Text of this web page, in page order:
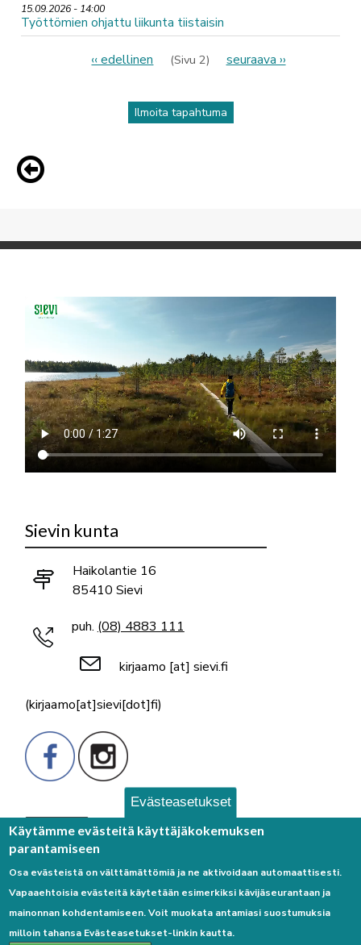
15.09.2026 - 14:00
Työttömien ohjattu liikunta tiistaisin
Edellinen
‹‹ edellinen (Sivu 2)
Seuraava
seuraava ››
Ilmoita tapahtuma
Sievin kunta
Haikolantie 16
85410 Sievi
puh. (08) 4883 111
kirjaamo [at] sievi.fi
(kirjaamo[at]sievi[dot]fi)
Palaute
Evästeasetukset
Käytämme evästeitä käyttäjäkokemuksen
parantamiseen
Osa evästeistä on välttämättömiä ja ne aktivoidaan automaattisesti.
Vapaaehtoisia evästeitä käytetään esimerkiksi kävijäseurantaan ja
mainonnan kohdentamiseen. Voit muokata antamiasi suostumuksia
milloin tahansa Evästeasetukset-linkin kautta.